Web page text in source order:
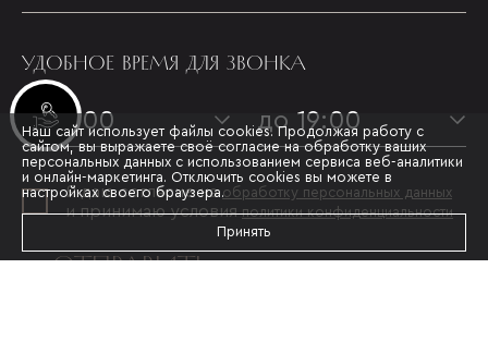
Инвестиционные лоты
УДОБНОЕ ВРЕМЯ ДЛЯ ЗВОНКА
с 09:00 до 19:00
Я даю согласие наобработку персональных данных
и принимаю условияполитики конфиденциальности
ОТПРАВИТЬ
Наш сайт использует файлы cookies. Продолжая работу с
сайтом, вы выражаете своё согласие на обработку ваших
персональных данных с использованием сервиса веб-аналитики
и онлайн-маркетинга. Отключить cookies вы можете в
настройках своего браузера.
Принять